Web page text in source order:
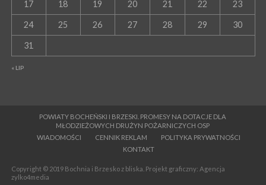
« LIP
17 18 19 20 21 22 23
24 25 26 27 28 29 30
31
POWIATY BOCHEŃSKI I BRZESKI. PROMESY NA DOTACJE DLA
MŁODZIEŻOWYCH DRUŻYN POŻARNICZYCH OSP
WIADOMOŚCI
CENNIK REKLAM
POLITYKA PRYWATNOŚCI
KONTAKT
Copyright © 2019 Bochnia i Brzesko z bliska. Projekt graficzny: Agencja
zylko4media